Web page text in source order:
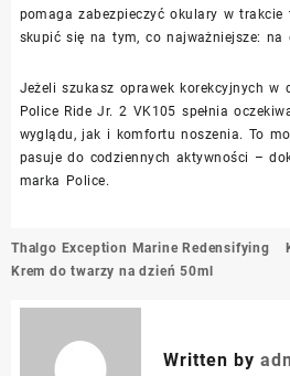
pomaga zabezpieczyć okulary w trakcie
skupić się na tym, co najważniejsze: na
Jeżeli szukasz oprawek korekcyjnych w
Police Ride Jr. 2 VK105 spełnia
wyglądu, jak i komfortu noszenia. To
pasuje do codziennych aktywności –
marka Police.
Nawigacja
wpisu
Thalgo Exception Marine Redensifying
Krem do twarzy na dzień 50ml
Written by